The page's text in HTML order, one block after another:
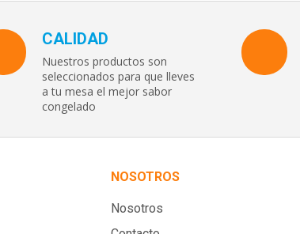
CALIDAD
Nuestros productos son
seleccionados para que lleves
a tu mesa el mejor sabor
congelado
NOSOTROS
Nosotros